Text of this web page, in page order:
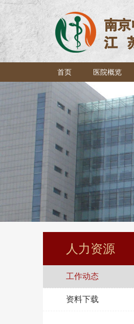
首页 医院概览
人力资源
工作动态
资料下载